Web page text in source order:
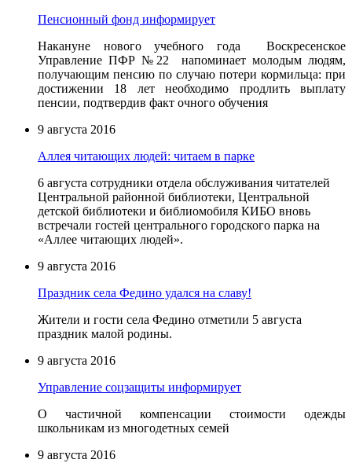
Пенсионный фонд информирует
Накануне нового учебного года Воскресенское
Управление ПФР №22 напоминает молодым людям,
получающим пенсию по случаю потери кормильца: при
достижении 18 лет необходимо продлить выплату
пенсии, подтвердив факт очного обучения
9 августа 2016
Аллея читающих людей: читаем в парке
6 августа сотрудники отдела обслуживания читателей
Центральной районной библиотеки, Центральной
детской библиотеки и библиомобиля КИБО вновь
встречали гостей центрального городского парка на
«Аллее читающих людей».
9 августа 2016
Праздник села Федино удался на славу!
Жители и гости села Федино отметили 5 августа
праздник малой родины.
9 августа 2016
Управление соцзащиты информирует
О частичной компенсации стоимости одежды
школьникам из многодетных семей
9 августа 2016